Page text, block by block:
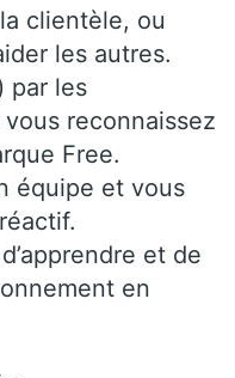
clientèle, ou
les autres.
par les
reconnaissez
Free.
équipe et vous
et de
en